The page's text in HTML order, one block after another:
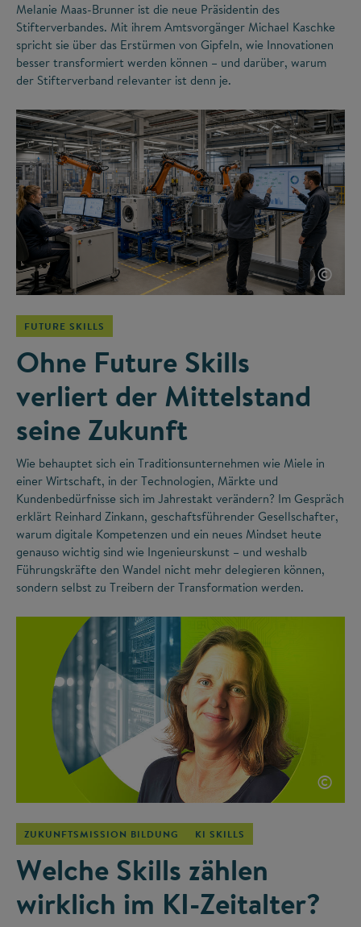
Melanie Maas-Brunner ist die neue Präsidentin des
Stifterverbandes. Mit ihrem Amtsvorgänger Michael Kaschke
spricht sie über das Erstürmen von Gipfeln, wie Innovationen
besser transformiert werden können – und darüber, warum
der Stifterverband relevanter ist denn je.
©
FUTURE SKILLS
Ohne Future Skills
verliert der Mittelstand
seine Zukunft
Wie behauptet sich ein Traditionsunternehmen wie Miele in
einer Wirtschaft, in der Technologien, Märkte und
Kundenbedürfnisse sich im Jahrestakt verändern? Im Gespräch
erklärt Reinhard Zinkann, geschaftsführender Gesellschafter,
warum digitale Kompetenzen und ein neues Mindset heute
genauso wichtig sind wie Ingenieurskunst – und weshalb
Führungskräfte den Wandel nicht mehr delegieren können,
sondern selbst zu Treibern der Transformation werden.
©
ZUKUNFTSMISSION BILDUNG KI SKILLS
Welche Skills zählen
wirklich im KI-Zeitalter?